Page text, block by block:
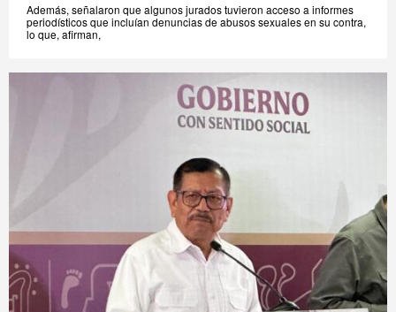
Además, señalaron que algunos jurados tuvieron acceso a informes
periodísticos que incluían denuncias de abusos sexuales en su contra,
lo que, afirman,